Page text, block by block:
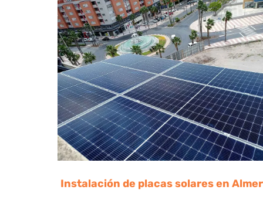
Instalación de placas solares en